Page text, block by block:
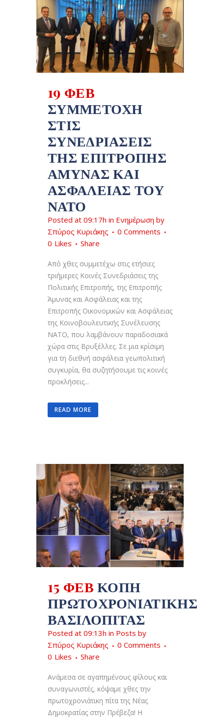
19 ΦΕΒ
ΣΥΜΜΕΤΟΧΉ
ΣΤΙΣ
ΣΥΝΕΔΡΙΆΣΕΙΣ
ΤΗΣ ΕΠΙΤΡΟΠΉΣ
ΆΜΥΝΑΣ ΚΑΙ
ΑΣΦΆΛΕΙΑΣ ΤΟΥ
ΝΑΤΟ
Posted at 09:17h in Ενημέρωση by
Σπύρος Κυριάκης
0 Comments
0 Likes Share
Aπό χθες συμμετέχω στις ετήσιες
τριήμερες Κοινές Συνεδριάσεις της
Πολιτικής Επιτροπής, της Επιτροπής
Άμυνας και Ασφάλειας και της
Επιτροπής Οικονομικών και Ασφάλειας
της Κοινοβουλευτικής Συνέλευσης
ΝΑΤΟ, που λαμβάνουν παραδοσιακά
χώρα στις Βρυξέλλες. Σε μια κρίσιμη
για τη διεθνή ασφάλεια γεωπολιτική
συγκυρία, θα συζητήσουμε τις κοινές
προκλήσεις...
READ MORE
15 ΦΕΒ ΚΟΠΉ
ΠΡΩΤΟΧΡΟΝΙΆΤΙΚΗΣ
ΒΑΣΙΛΌΠΙΤΑΣ
Posted at 09:13h in Posts by
Σπύρος Κυριάκης
0 Comments
0 Likes Share
Ανάμεσα σε αγαπημένους φίλους και
συναγωνιστές, κόψαμε χθες την
πρωτοχρονιάτικη πίτα της Νέας
Δημοκρατίας στην Πρέβεζα! Η